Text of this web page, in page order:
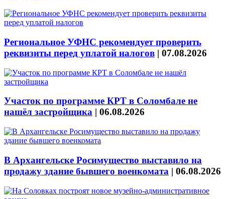
Региональное УФНС рекомендует проверить
реквизиты перед уплатой налогов | 07.08.2026
Участок по программе КРТ в Соломбале не
нашёл застройщика | 06.08.2026
В Архангельске Росимущество выставило на
продажу здание бывшего военкомата | 06.08.2026